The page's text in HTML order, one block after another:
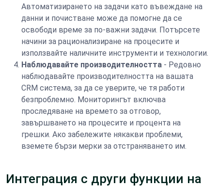
Автоматизирането на задачи като въвеждане на
данни и почистване може да помогне да се
освободи време за по-важни задачи. Потърсете
начини за рационализиране на процесите и
използвайте наличните инструменти и технологии.
Наблюдавайте производителността - Редовно
наблюдавайте производителността на вашата
CRM система, за да се уверите, че тя работи
безпроблемно. Мониторингът включва
проследяване на времето за отговор,
завършването на процесите и процента на
грешки. Ако забележите някакви проблеми,
вземете бързи мерки за отстраняването им.
Интеграция с други функции на